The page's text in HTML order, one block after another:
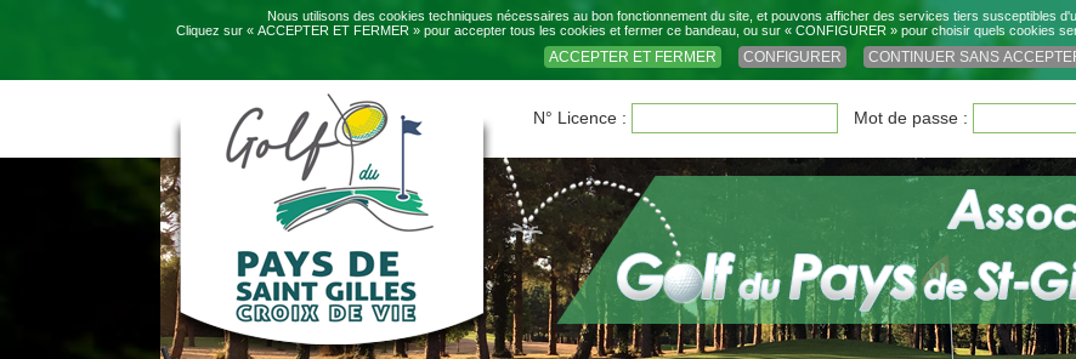
N° Licence : Mot de passe :
Nous utilisons des cookies techniques nécessaires au bon fonctionnement du site, et pouvons afficher des services tiers susceptibles
Cliquez sur « ACCEPTER ET FERMER » pour accepter tous les cookies et fermer ce bandeau, ou sur « CONFIGURER » pour choisir quels cookies
ACCEPTER ET FERMER CONFIGURER CONTINUER SANS